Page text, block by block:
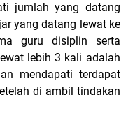
jumlah yang datang
yang datang lewat ke
guru disiplin serta
lebih 3 kali adalah
mendapati terdapat
di ambil tindakan